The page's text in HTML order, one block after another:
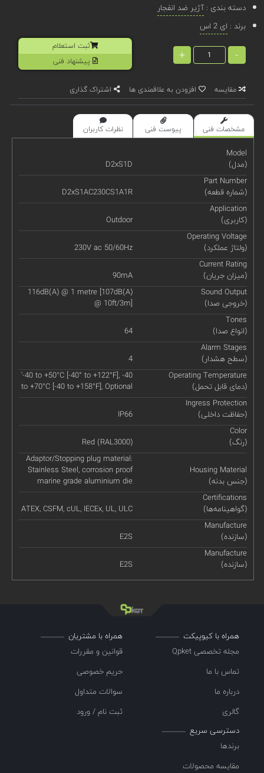
دسته بندی :آژیر ضد انفجار
برند : ای 2 اس
-
+
ثبت استعلام
پیشنهاد فنی
مقایسه افزودن به علاقمندی ها اشتراک گذاری
مشخصات فنی پیوست فنی نظرات کاربران
Model
(مدل)
D2xS1D
Part Number
(شماره قطعه)
D2xS1AC230CS1A1R
Application
(کاربری)
Outdoor
Operating Voltage
(ولتاژ عملکرد)
230V ac 50/60Hz
Current Rating
(میزان جریان)
90mA
Sound Output
(خروجی صدا)
116dB(A) @ 1 metre [107dB(A)
@ 10ft/3m]
Tones
(انواع صدا)
64
Alarm Stages
(سطح هشدار)
4
Operating Temperature
(دمای قابل تحمل)
'-40 to +50°C [-40° to +122°F], -40
to +70°C [-40 to +158°F], Optional
Ingress Protection
(حفاظت داخلی)
IP66
Color
(رنگ)
Red (RAL3000)
Housing Material
(جنس بدنه)
Adaptor/Stopping plug material:
Stainless Steel, corrosion proof
marine grade aluminium die
Certifications
(گواهینامه‌ها)
ATEX, CSFM, cUL, IECEx, UL, ULC
Manufacture
(سازنده)
E2S
Manufacture
(سازنده)
E2S
همراه با کیوپیکت
مجله تخصصی Qpket
تماس با ما
درباره ما
گالری
همراه با مشتریان
قوانین و مقررات
حریم خصوصی
سوالات متداول
ثبت نام / ورود
دسترسی سریع
برندها
مقایسه محصولات